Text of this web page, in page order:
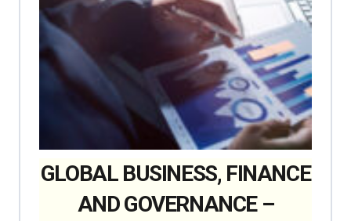
GLOBAL BUSINESS, FINANCE
AND GOVERNANCE –